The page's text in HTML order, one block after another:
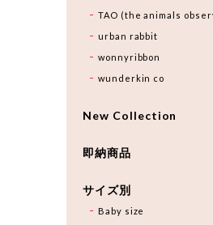
TAO (the animals
urban rabbit
wonnyribbon
wunderkin co
New Collection
即納商品
サイズ別
Baby size